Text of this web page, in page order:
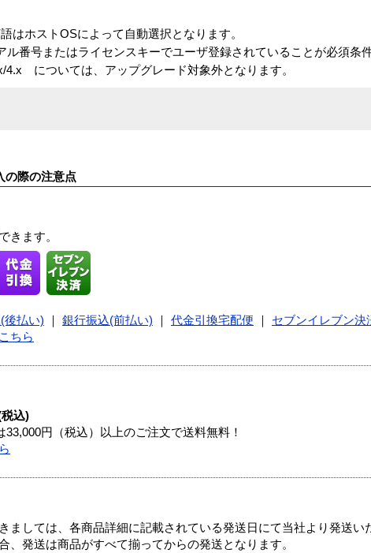
はホストOSによって自動選択となります。
番号またはライセンスキーでユーザ登録されていることが必須条件
4.x については、アップグレード対象外となります。
の際の注意点
きます。
後払い) 銀行振込(前払い) 代金引換宅配便
セブンイレブン決
ちら
込)
円（税込）以上のご注文で送料無料！
ましては、各商品詳細に記載されている発送日にて当社より発送い
、発送は商品がすべて揃ってからの発送となります。